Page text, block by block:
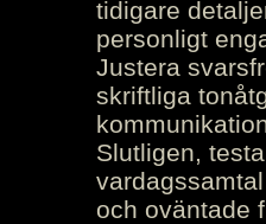
tidigare
personligt
Justera
skriftliga
Slutligen,
och oväntade